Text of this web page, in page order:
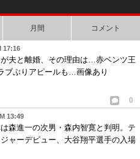
月間 コメント
17:16
夫と離婚、その理由は…赤ベンツ王
ブぶりアピールも…画像あり
0
13:49
森進一の次男・森内智寛と判明。テ
ャーデビュー、大谷翔平選手の入場